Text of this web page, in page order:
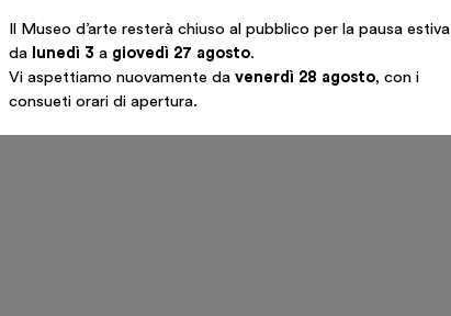
la
gesto”
Il Museo d’arte resterà chiuso al pubblico per la pausa estiva
da lunedì 3a giovedì 27 agosto.
Vi aspettiamo nuovamente davenerdì 28 agosto, con i
consueti orari di apertura.